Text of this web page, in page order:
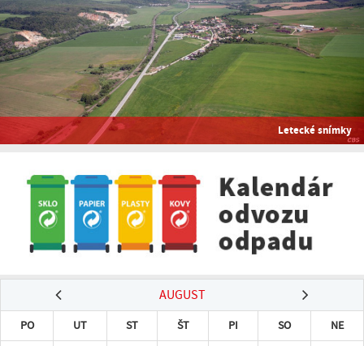
Letecké snímky
AUGUST
PO UT ST ŠT PI SO
NE